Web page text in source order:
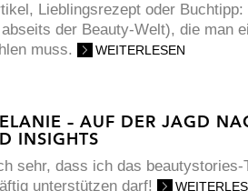
Lieblingsrezept oder
der Beauty-Welt), die man
muss.
WEITERLESEN
– AUF DER JAGD
INSIGHTS
sehr, dass ich das beautystories-
unterstützen darf!